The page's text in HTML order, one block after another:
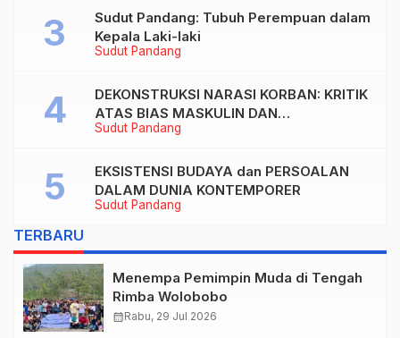
Sudut Pandang
Sudut Pandang: Tubuh Perempuan dalam
Kepala Laki-laki
Sudut Pandang
DEKONSTRUKSI NARASI KORBAN: KRITIK
ATAS BIAS MASKULIN DAN
OBJEKTIVIKASI PEREMPUAN DALAM
TUNTUTAN BELIS” KARYA AGUSTINUS
S. SASMITA
Sudut Pandang
EKSISTENSI BUDAYA dan PERSOALAN
DALAM DUNIA KONTEMPORER
TERBARU
Menempa Pemimpin Muda di Tengah
Rimba Wolobobo
calendar_monthRabu, 29 Jul 2026